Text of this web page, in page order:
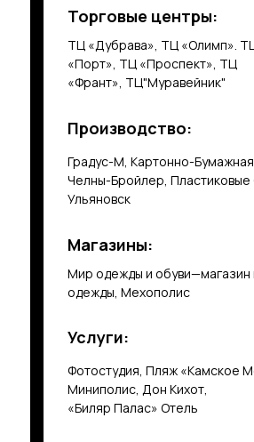
Магазины:
Торговые центры:
Производство:
Услуги:
Мир одежды и обуви—магазин
одежды, Мехополис
ТЦ «Дубрава», ТЦ «Олимп».
«Порт», ТЦ «Проспект», ТЦ
«Франт», ТЦ"Муравейник"
Фотостудия, Пляж «Камское
Миниполис, Дон Кихот,
«Биляр Палас» Отель
Градус-М, Картонно-
Челны-Бройлер, Пластиковые
Ульяновск